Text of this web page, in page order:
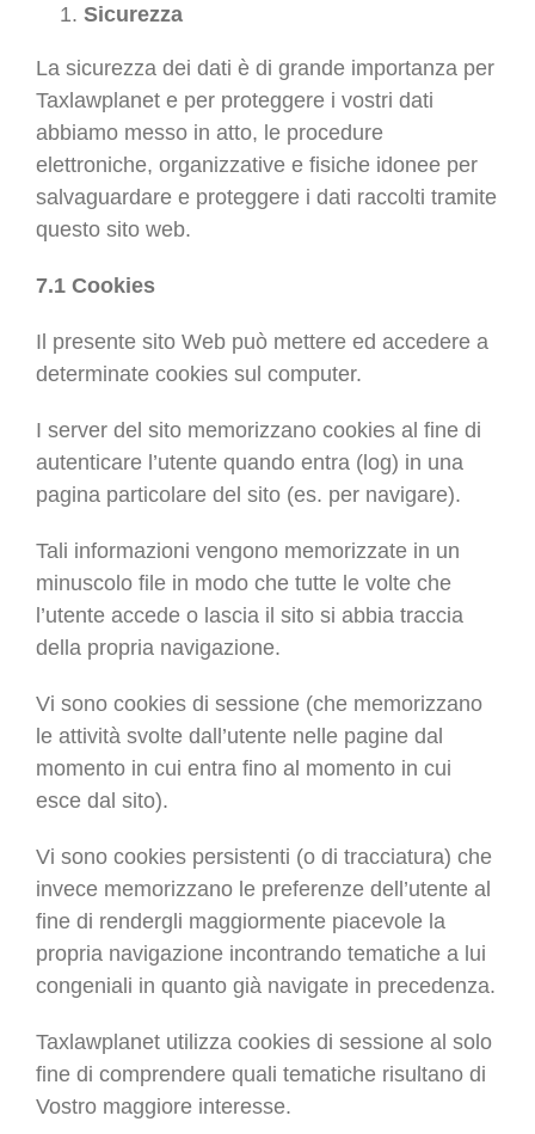
Sicurezza
La sicurezza dei dati è di grande importanza per
Taxlawplanet e per proteggere i vostri dati
abbiamo messo in atto, le procedure
elettroniche, organizzative e fisiche idonee per
salvaguardare e proteggere i dati raccolti tramite
questo sito web.
7.1 Cookies
Il presente sito Web può mettere ed accedere a
determinate cookies sul computer.
I server del sito memorizzano cookies al fine di
autenticare l’utente quando entra (log) in una
pagina particolare del sito (es. per navigare).
Tali informazioni vengono memorizzate in un
minuscolo file in modo che tutte le volte che
l’utente accede o lascia il sito si abbia traccia
della propria navigazione.
Vi sono cookies di sessione (che memorizzano
le attività svolte dall’utente nelle pagine dal
momento in cui entra fino al momento in cui
esce dal sito).
Vi sono cookies persistenti (o di tracciatura) che
invece memorizzano le preferenze dell’utente al
fine di rendergli maggiormente piacevole la
propria navigazione incontrando tematiche a lui
congeniali in quanto già navigate in precedenza.
Taxlawplanet utilizza cookies di sessione al solo
fine di comprendere quali tematiche risultano di
Vostro maggiore interesse.